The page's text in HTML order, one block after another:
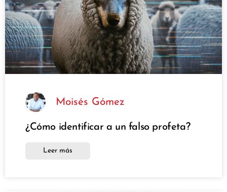
Moisés Gómez
¿Cómo identificar a un falso profeta?
Leer más